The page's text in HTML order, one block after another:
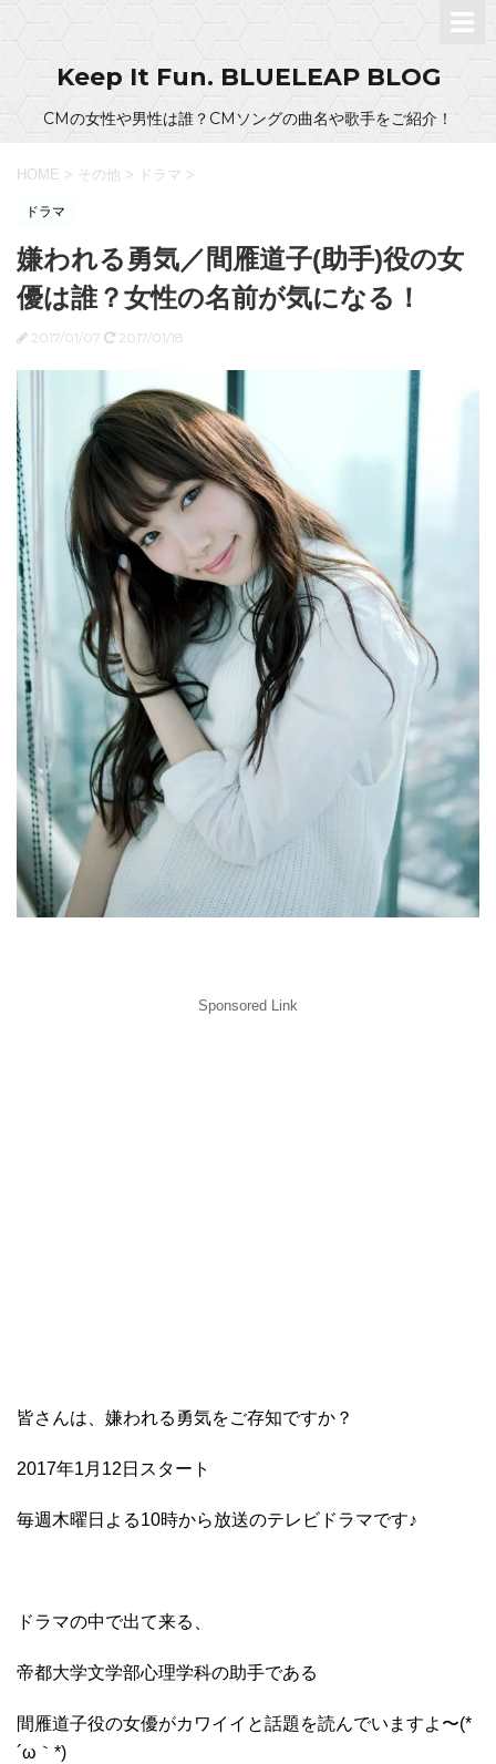
Keep It Fun. BLUELEAP BLOG
CMの女性や男性は誰？CMソングの曲名や歌手をご紹介！
HOME > その他 > ドラマ >
ドラマ
嫌われる勇気／間雁道子(助手)役の女
優は誰？女性の名前が気になる！
2017/01/07 2017/01/18
Sponsored Link
皆さんは、嫌われる勇気をご存知ですか？
2017年1月12日スタート
毎週木曜日よる10時から放送のテレビドラマです♪
ドラマの中で出て来る、
帝都大学文学部心理学科の助手である
間雁道子役の女優がカワイイと話題を読んでいますよ〜(*
´ω｀*)